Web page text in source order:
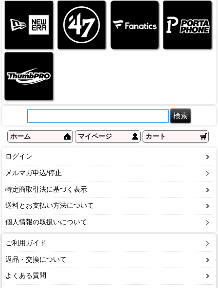
ホーム マイページ カート
ログイン
メルマガ申込/停止
特定商取引法に基づく表示
送料とお支払い方法について
個人情報の取扱いについて
ご利用ガイド
返品・交換について
よくある質問